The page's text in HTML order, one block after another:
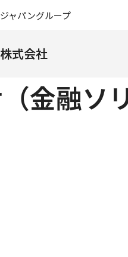
ャパングループ
式会社
金融ソ